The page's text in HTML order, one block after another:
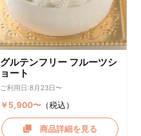
グルテンフリー フルーツシ
ョート
ご利用日:8月23日〜
￥5,900〜 （税込）
商品詳細を見る